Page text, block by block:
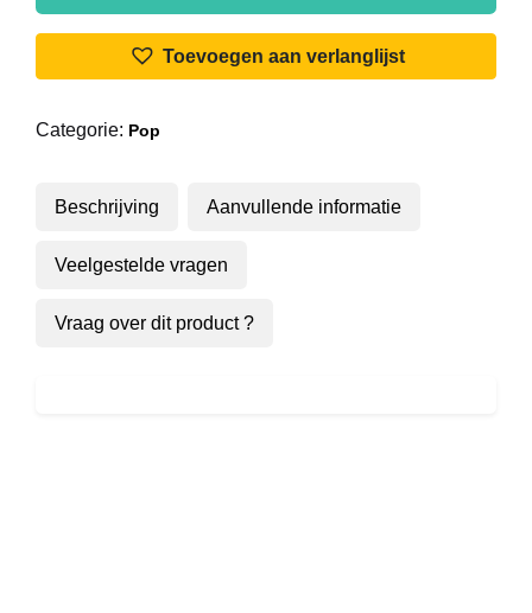
-
aantal
Toevoegen aan verlanglijst
Categorie: Pop
Beschrijving Aanvullende informatie
Veelgestelde vragen
Vraag over dit product ?